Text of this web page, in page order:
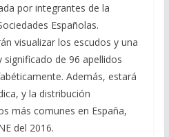
por integrantes de la
Españolas.
visualizar los escudos y una
de 96 apellidos
Además, estará
y la distribución
más comunes en España,
del 2016.